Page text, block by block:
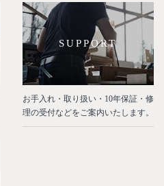
SUPPORT
お手入れ・取り扱い・10年保証・修
理の受付などをご案内いたします。